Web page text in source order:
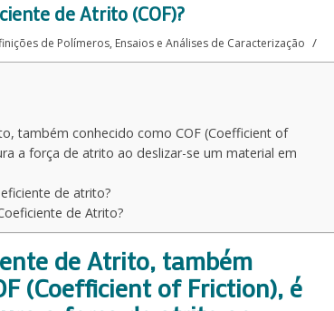
de Atrito (COF)?
de Polímeros, Ensaios e Análises de Caracterização /
também conhecido como COF (Coefficient of
a força de atrito ao deslizar-se um material em
de atrito?
de Atrito?
de Atrito, também
(Coefficient of Friction), é